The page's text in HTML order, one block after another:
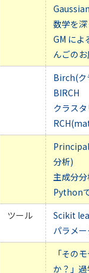
数学を深
GM によ
んごの
Birch(ク
BIRCH
クラス
分析)
主成分
Python
ツール
Scikit
パラメ
「その
か？」